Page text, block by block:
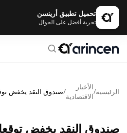
تحميل تطبيق أرينسن
تجربة أفضل على الجوال
الرئيسية/
الأخبار
الاقتصادية
/
صندوق النقد يخفض